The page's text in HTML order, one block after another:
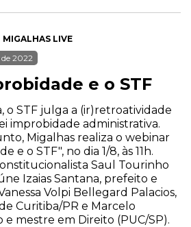
MIGALHAS LIVE
de 2022
e o STF
o STF julga a (ir)retroatividade
improbidade administrativa.
Migalhas realiza o webinar
e o STF", no dia 1/8, às 11h.
Saul Tourinho
Izaias Santana, prefeito e
Volpi Bellegard Palacios,
Curitiba/PR e Marcelo
e mestre em Direito (PUC/SP).